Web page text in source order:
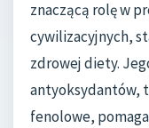
znaczącą rolę w
cywilizacyjnych,
zdrowej diety.
antyoksydantów,
fenolowe,